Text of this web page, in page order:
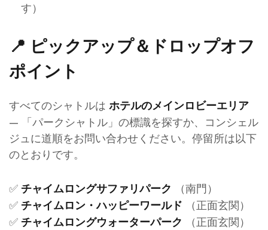
す）
📍 ピックアップ＆ドロップオフ
ポイント
すべてのシャトルは ホテルのメインロビーエリア
— 「パークシャトル」の標識を探すか、コンシェル
ジュに道順をお問い合わせください。停留所は以下
のとおりです。
✅ チャイムロングサファリパーク
（南門）
✅ チャイムロン・ハッピーワールド
（正面玄関）
✅ チャイムロングウォーターパーク
（正面玄関）